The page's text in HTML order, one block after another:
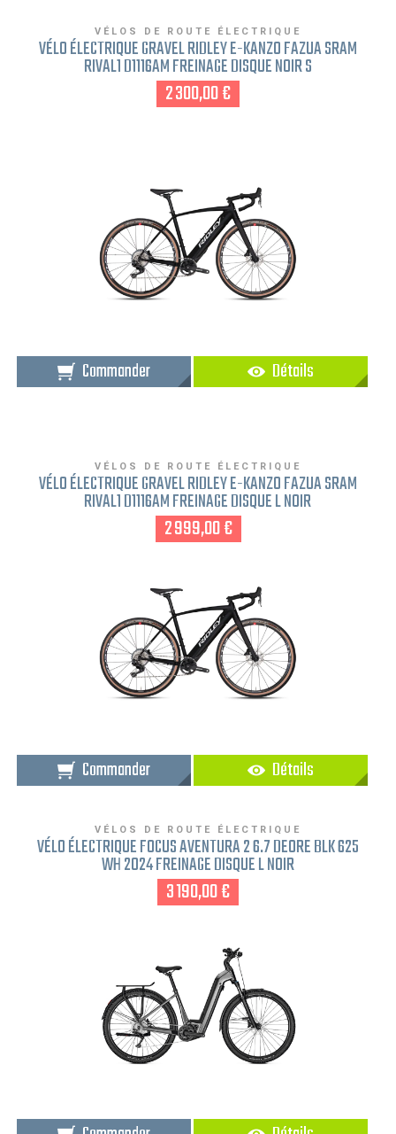
VÉLOS DE ROUTE ÉLECTRIQUE
VÉLO ÉLECTRIQUE GRAVEL RIDLEY E-KANZO FAZUA SRAM
RIVAL1 D1116AM FREINAGE DISQUE NOIR S
2 300,00 €
Commander Détails
VÉLOS DE ROUTE ÉLECTRIQUE
VÉLO ÉLECTRIQUE GRAVEL RIDLEY E-KANZO FAZUA SRAM
RIVAL1 D1116AM FREINAGE DISQUE L NOIR
2 999,00 €
Commander Détails
VÉLOS DE ROUTE ÉLECTRIQUE
VÉLO ÉLECTRIQUE FOCUS AVENTURA 2 6.7 DEORE BLK 625
WH 2024 FREINAGE DISQUE L NOIR
3 190,00 €